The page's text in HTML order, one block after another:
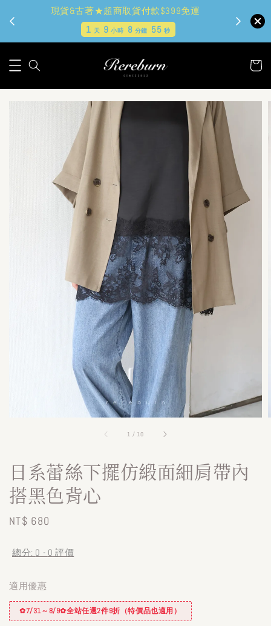
現貨&古著★超商取貨付款$399免運
1 天 9小時 8 分鐘 54 秒
1 / 10
日系蕾絲下擺仿緞面細肩帶內
搭黑色背心
Regular
NT$ 680
總分: 0 - 0 評價
適用優惠
✿7/31～8/9✿全站任選2件9折（特價品也適用）